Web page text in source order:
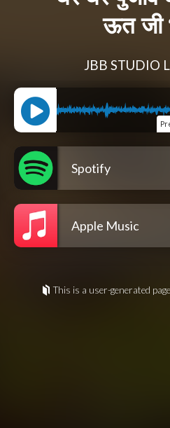
ऊत जी
JBB STUDIO
Spotify
Apple Music
This is a user-generated